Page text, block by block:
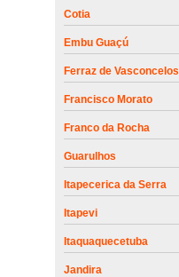
Cotia
Embu Guaçú
Ferraz de Vasconcelos
Francisco Morato
Franco da Rocha
Guarulhos
Itapecerica da Serra
Itapevi
Itaquaquecetuba
Jandira